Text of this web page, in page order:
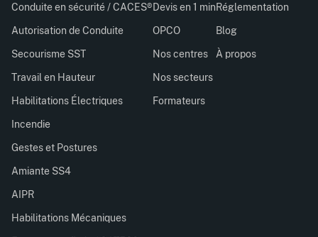
Conduite en sécurité / CACES®
Autorisation de Conduite
Secourisme SST
Travail en Hauteur
Habilitations Électriques
Incendie
Gestes et Postures
Amiante SS4
AIPR
Habilitations Mécaniques
Devis en 1 min
OPCO
Nos centres
Nos secteurs
Formateurs
Réglementation
Blog
À propos